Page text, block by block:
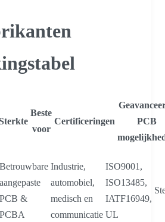
Beste
voor
Certificeringen
PCB
Betrouwbare
aangepaste
PCB &
PCBA
Industrie,
automobiel,
medisch en
communicatie
ISO9001,
ISO13485,
IATF16949,
UL